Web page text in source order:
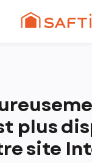
plus
site